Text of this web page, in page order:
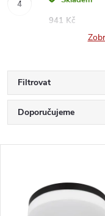
941 Kč
Filtrovat
Ř
a
Doporučujeme
Nejprodávanější
Abecedně